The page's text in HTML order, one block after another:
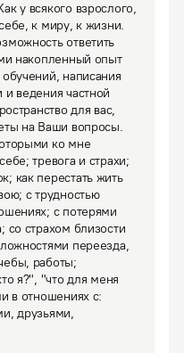
у всякого взрослого,
к миру, к жизни.
ответить
накопленный опыт
написания
ведения частной
для вас,
на Ваши вопросы.
ко мне
тревога и страхи;
как перестать жить
с трудностью
с потерями
со страхом близости
переезда,
работы;
я?", "что для меня
в отношениях с:
друзьями,